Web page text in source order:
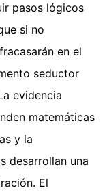
pasos lógicos
si no
en el
seductor
evidencia
matemáticas
y la
desarrollan una
El